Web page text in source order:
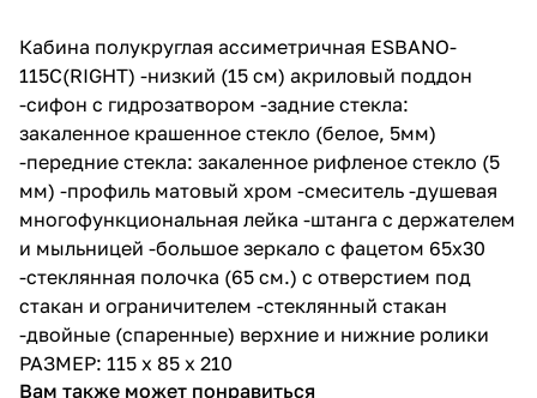
Кабина полукруглая ассиметричная ESBANO-
115C(RIGHT) -низкий (15 см) акриловый поддон
-сифон с гидрозатвором -задние стекла:
закаленное крашенное стекло (белое, 5мм)
-передние стекла: закаленное рифленое стекло (5
мм) -профиль матовый хром -смеситель -душевая
многофункциональная лейка -штанга с держателем
и мыльницей -большое зеркало с фацетом 65х30
-стеклянная полочка (65 см.) с отверстием под
стакан и ограничителем -стеклянный стакан
-двойные (спаренные) верхние и нижние ролики
РАЗМЕР: 115 х 85 х 210
Вам также может понравиться